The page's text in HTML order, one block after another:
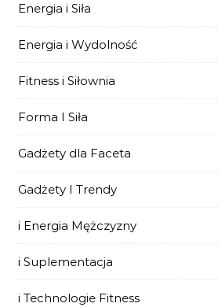
Energia i Siła
Energia i Wydolność
Fitness i Siłownia
Forma I Siła
Gadżety dla Faceta
Gadżety I Trendy
i Energia Mężczyzny
i Suplementacja
i Technologie Fitness